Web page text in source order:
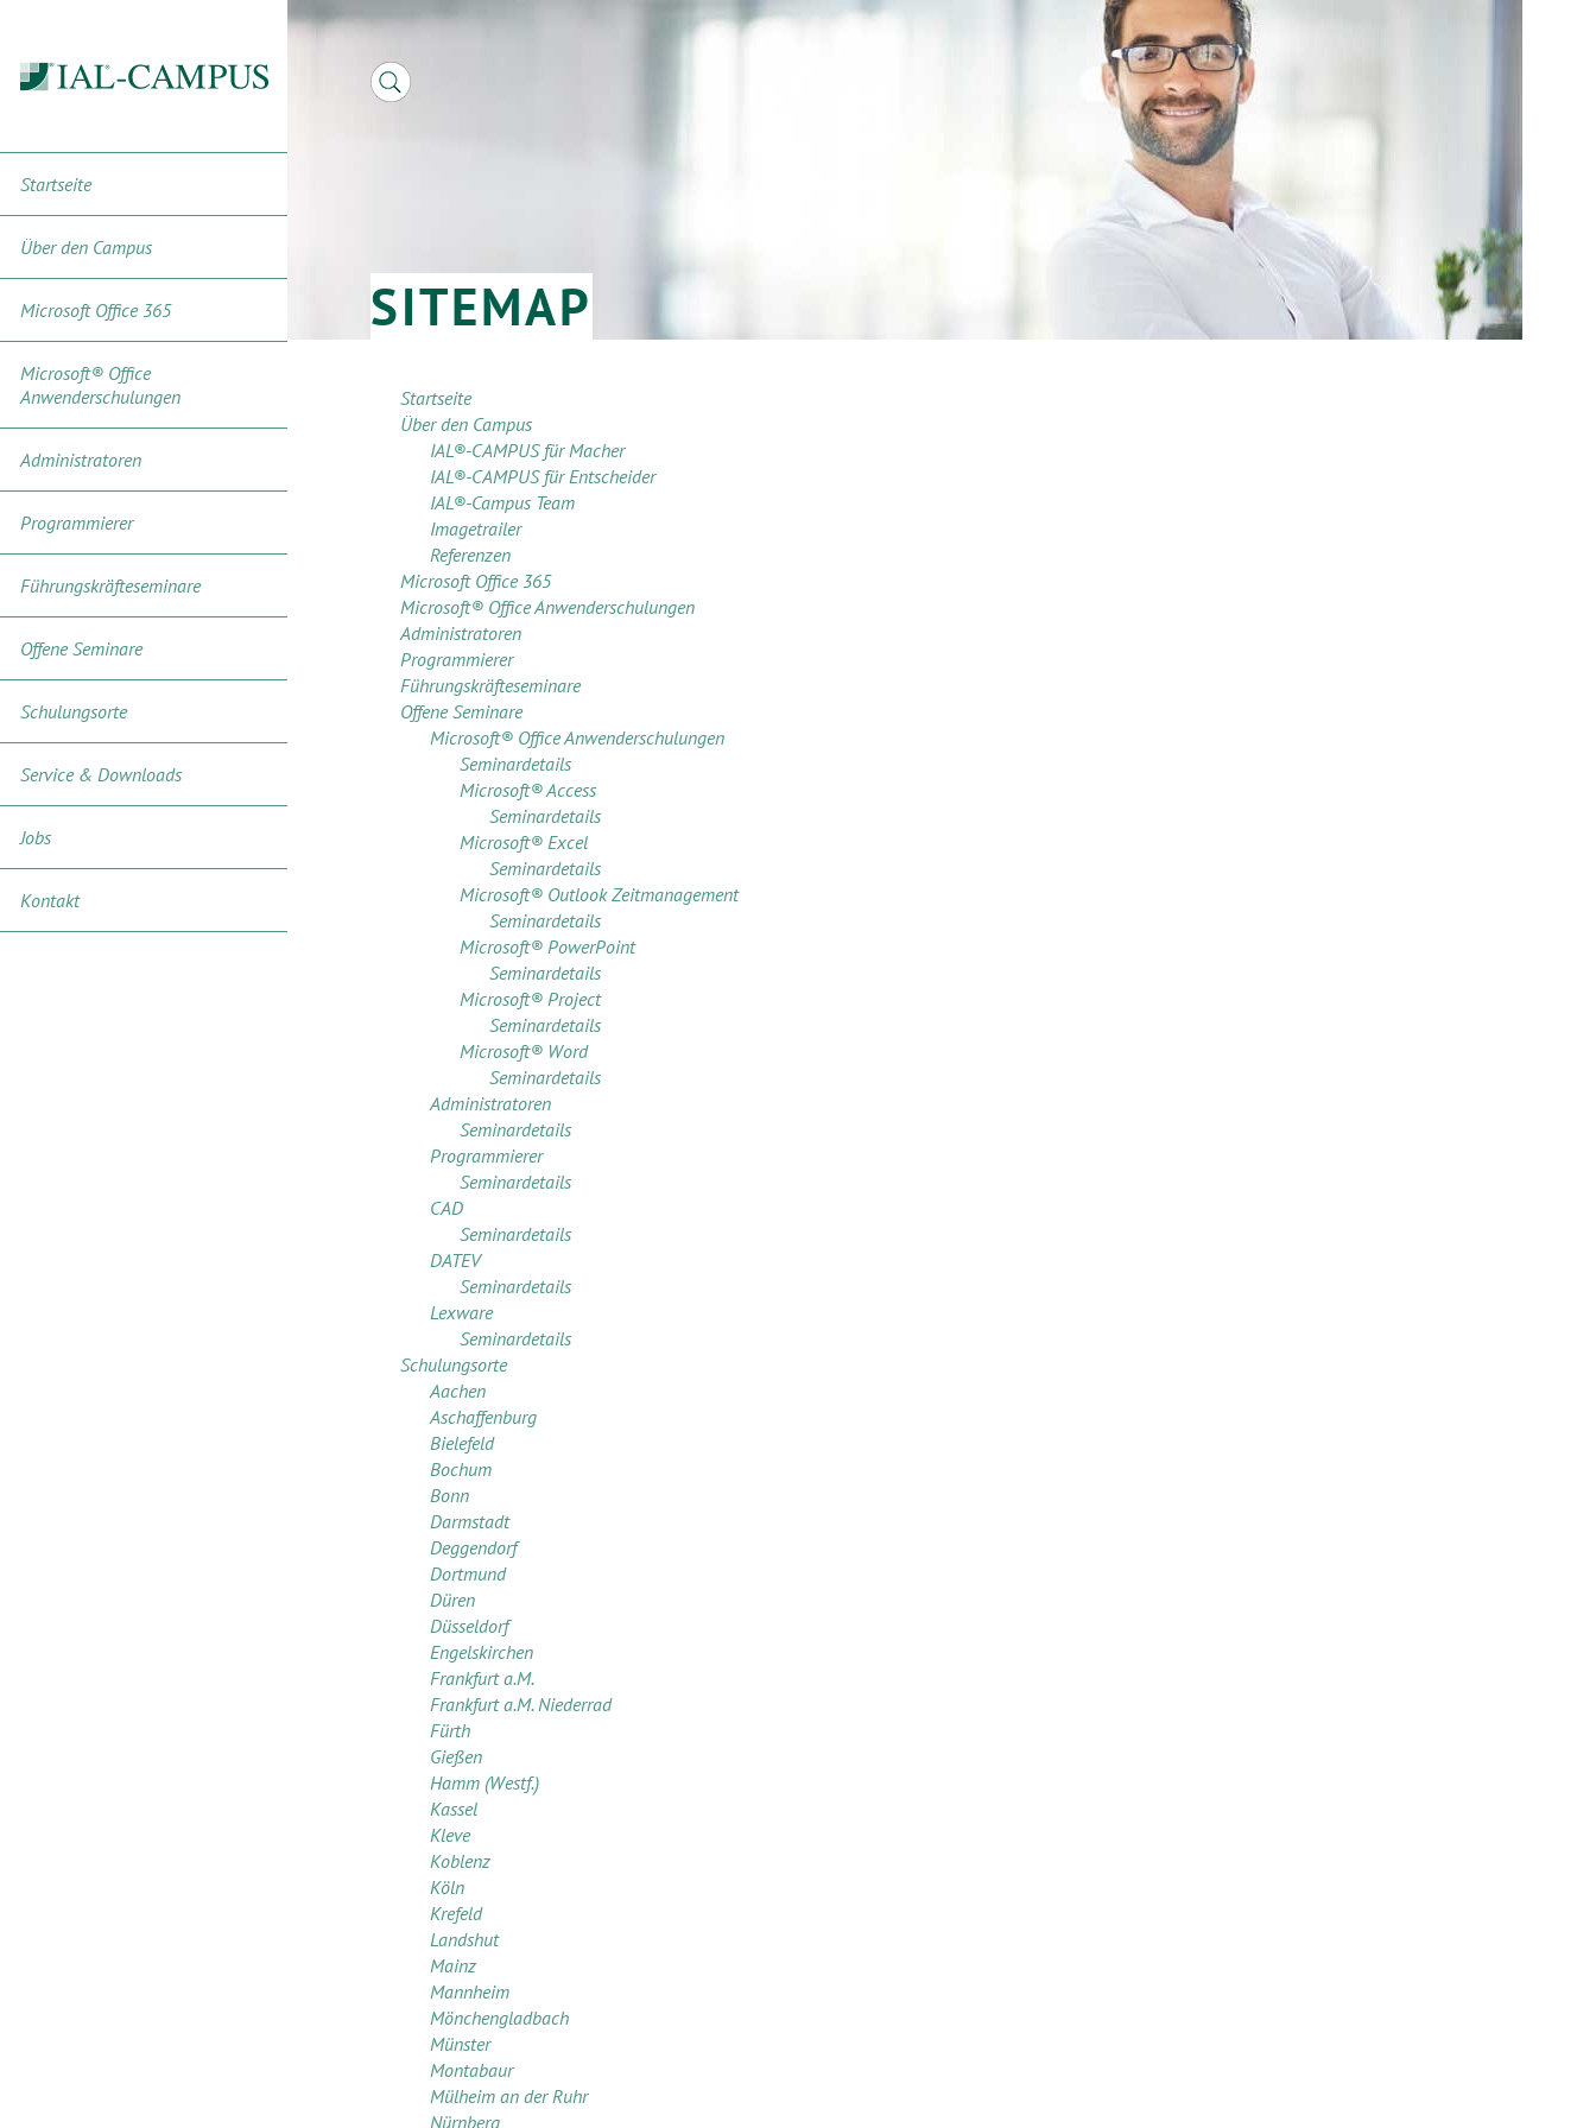
Startseite
Über den Campus
Microsoft Office 365
Microsoft® Office
Anwenderschulungen
Administratoren
Programmierer
Führungskräfteseminare
Offene Seminare
Schulungsorte
Service & Downloads
Jobs
Kontakt
SITEMAP
Startseite
Über den Campus
IAL®-CAMPUS für Macher
IAL®-CAMPUS für Entscheider
IAL®-Campus Team
Imagetrailer
Referenzen
Microsoft Office 365
Microsoft® Office Anwenderschulungen
Administratoren
Programmierer
Führungskräfteseminare
Offene Seminare
Microsoft® Office Anwenderschulungen
Seminardetails
Microsoft® Access
Seminardetails
Microsoft® Excel
Seminardetails
Microsoft® Outlook Zeitmanagement
Seminardetails
Microsoft® PowerPoint
Seminardetails
Microsoft® Project
Seminardetails
Microsoft® Word
Seminardetails
Administratoren
Seminardetails
Programmierer
Seminardetails
CAD
Seminardetails
DATEV
Seminardetails
Lexware
Seminardetails
Schulungsorte
Aachen
Aschaffenburg
Bielefeld
Bochum
Bonn
Darmstadt
Deggendorf
Dortmund
Düren
Düsseldorf
Engelskirchen
Frankfurt a.M.
Frankfurt a.M. Niederrad
Fürth
Gießen
Hamm (Westf.)
Kassel
Kleve
Koblenz
Köln
Krefeld
Landshut
Mainz
Mannheim
Mönchengladbach
Münster
Montabaur
Mülheim an der Ruhr
Nürnberg